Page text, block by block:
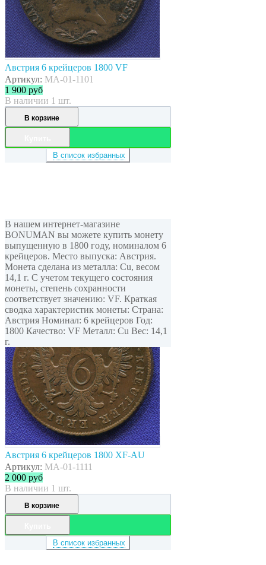
Австрия 6 крейцеров 1800 VF
Артикул: MA-01-1101
1 900 руб
В наличии 1 шт.
В корзине
В список избранных
В нашем интернет-магазине
BONUMAN вы можете купить монету
выпущенную в 1800 году, номиналом 6
крейцеров. Место выпуска: Австрия.
Монета сделана из металла: Cu, весом
14,1 г. С учетом текущего состояния
монеты, степень сохранности
соответствует значению: VF. Краткая
сводка характеристик монеты: Страна:
Австрия Номинал: 6 крейцеров Год:
1800 Качество: VF Металл: Cu Вес: 14,1
г.
Австрия 6 крейцеров 1800 XF-AU
Артикул: MA-01-1111
2 000 руб
В наличии 1 шт.
В корзине
В список избранных